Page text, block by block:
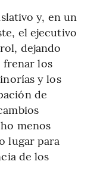
y, en un
el ejecutivo
dejando
frenar los
y los
de
menos
lugar para
de los